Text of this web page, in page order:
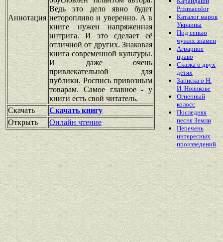
Аннотация
Ведь это дело явно будет
неторопливо и уверенно. А в
книге нужен напряженная
интрига. И это сделает её
отличной от других. Знаковая
книга современной культуры.
И даже очень
привлекательной для
публики. Роспись привозным
товарам. Самое главное - у
книги есть свой читатель.
Скачать
Скачать книгу
Открыть
Онлайн чтение
Prismacolor
Каталог марок
Украины
Под сенью
чужих знамен
Аграрное
право
Сказка о двух
детях
Записка о Н.
И. Новикове
Огненный
колосс
Последняя
песня Земли
Перечень
интересных
произведений